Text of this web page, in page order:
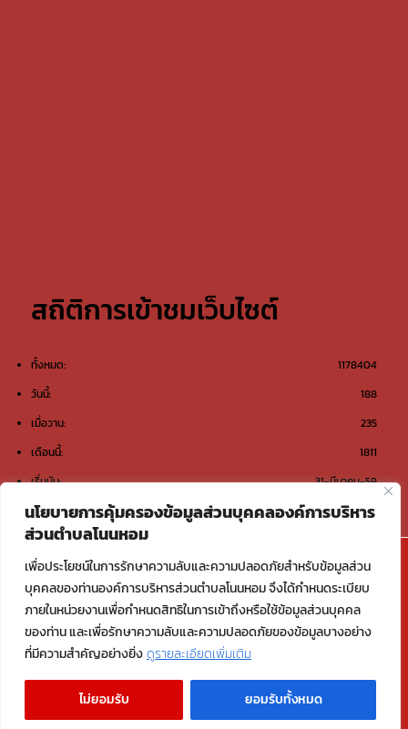
นโยบายการคุ้มครองข้อมูลส่วนบุคคลองค์การบริหาร
ส่วนตำบลโนนหอม
เพื่อประโยชน์ในการรักษาความลับและความปลอดภัยสำหรับข้อมูลส่วน
บุคคลของท่านองค์การบริหารส่วนตำบลโนนหอม จึงได้กำหนดระเบียบ
ภายในหน่วยงานเพื่อกำหนดสิทธิในการเข้าถึงหรือใช้ข้อมูลส่วนบุคคล
ของท่าน และเพื่อรักษาความลับและความปลอดภัยของข้อมูลบางอย่าง
ที่มีความสำคัญอย่างยิ่งดูรายละเอียดเพิ่มเติม
ไม่ยอมรับ ยอมรับทั้งหมด
สถิติการเข้าชมเว็บไซต์
1178404
ทั้งหมด:
188
วันนี้:
235
เมื่อวาน:
1811
เดือนนี้:
31-มีนาคม-59
เริ่มนับ:
@องค์การบริหารส่วนตำบลโนนหอม ต.โนนหอม อ.เมือง
สกลนคร จ.สกลนคร 47000
Email : saraban_06470117@dla.go.th
Copyright © 2026 องค์การบริหารส่วนตำบลโนนหอม อ.เมืองสกลนคร
จ.สกลนคร | Powered by องค์การบริหารส่วนตำบลโนนหอม อ.เมืองสกลนคร
จ.สกลนคร